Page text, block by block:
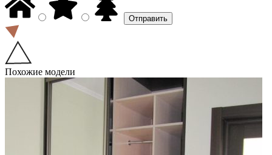
Похожие модели